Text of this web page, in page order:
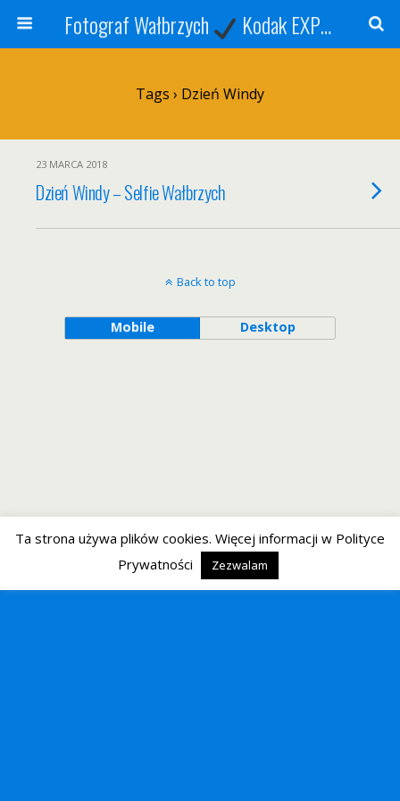
Fotograf Wałbrzych Kodak EXPRESS
Tags › Dzień Windy
23 MARCA 2018
Dzień Windy – Selfie Wałbrzych
Back to top
Mobile Desktop
Ta strona używa plików cookies. Więcej informacji w Polityce
Prywatności
Zezwalam